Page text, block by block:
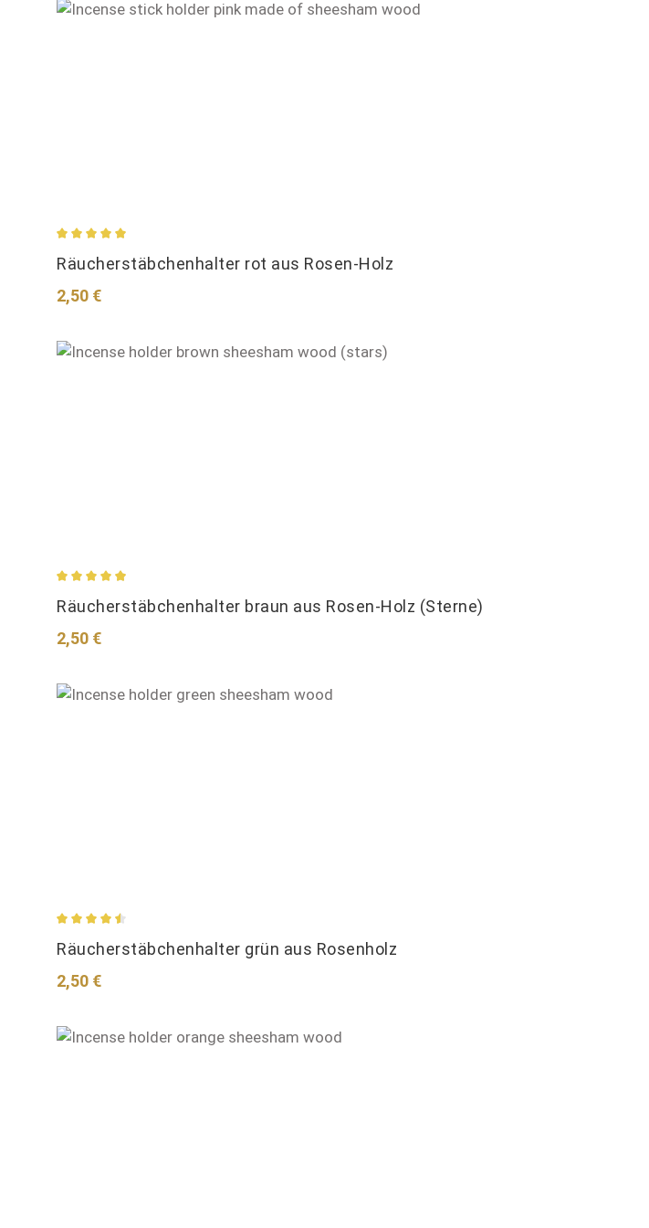
Durchschnittliche Bewertung von 5 von 5 Sternen
Räucherstäbchenhalter rot aus Rosen-Holz
Regulärer Preis:
2,50 €
Durchschnittliche Bewertung von 4.89 von 5 Sternen
Räucherstäbchenhalter braun aus Rosen-Holz (Sterne)
Regulärer Preis:
2,50 €
Durchschnittliche Bewertung von 4.62 von 5 Sternen
Räucherstäbchenhalter grün aus Rosenholz
Regulärer Preis:
2,50 €